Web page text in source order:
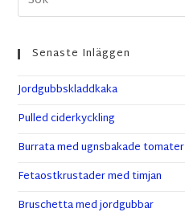
Senaste Inläggen
Jordgubbskladdkaka
Pulled ciderkyckling
Burrata med ugnsbakade tomater
Fetaostkrustader med timjan
Bruschetta med jordgubbar